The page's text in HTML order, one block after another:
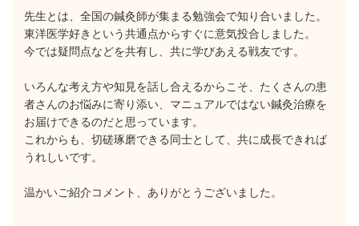
先生とは、全国の鍼灸師が集まる勉強会で知り合いました。
東洋医学好きという共通点からすぐに意気投合しました。
今では疑問点などを共有し、共に学びあえる戦友です。
いろんな考え方や知見を話し合えるからこそ、たくさんの患
者さんのお悩みに寄り添い、マニュアルではない鍼灸治療を
お届けできるのだと思っています。
これからも、切磋琢磨できる同士として、共に成長できれば
うれしいです。
温かいご紹介コメント、ありがとうございました。